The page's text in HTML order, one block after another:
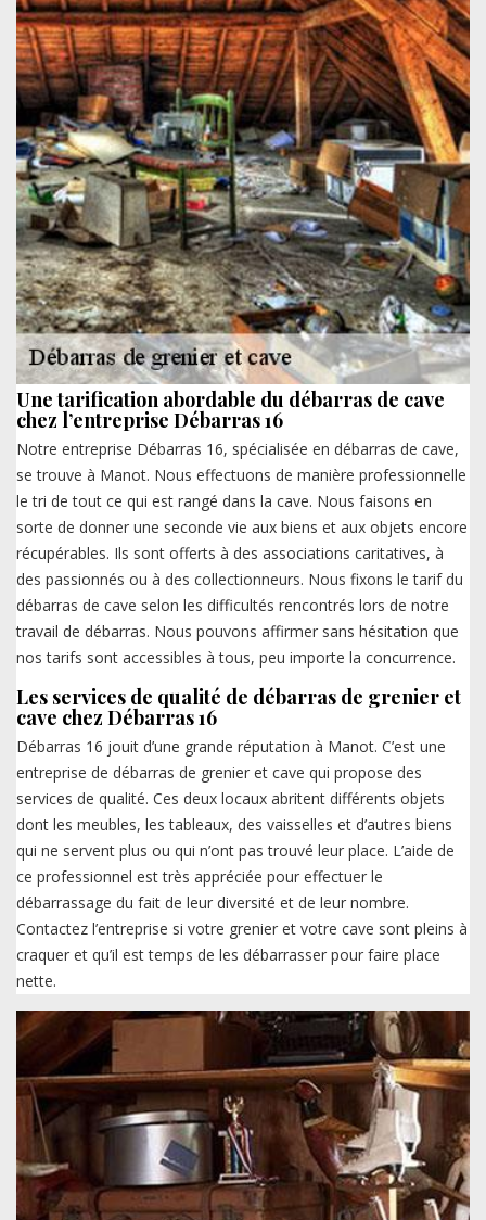
Une tarification abordable du débarras de cave
chez l’entreprise Débarras 16
Notre entreprise Débarras 16, spécialisée en débarras de cave,
se trouve à Manot. Nous effectuons de manière professionnelle
le tri de tout ce qui est rangé dans la cave. Nous faisons en
sorte de donner une seconde vie aux biens et aux objets encore
récupérables. Ils sont offerts à des associations caritatives, à
des passionnés ou à des collectionneurs. Nous fixons le tarif du
débarras de cave selon les difficultés rencontrés lors de notre
travail de débarras. Nous pouvons affirmer sans hésitation que
nos tarifs sont accessibles à tous, peu importe la concurrence.
Les services de qualité de débarras de grenier et
cave chez Débarras 16
Débarras 16 jouit d’une grande réputation à Manot. C’est une
entreprise de débarras de grenier et cave qui propose des
services de qualité. Ces deux locaux abritent différents objets
dont les meubles, les tableaux, des vaisselles et d’autres biens
qui ne servent plus ou qui n’ont pas trouvé leur place. L’aide de
ce professionnel est très appréciée pour effectuer le
débarrassage du fait de leur diversité et de leur nombre.
Contactez l’entreprise si votre grenier et votre cave sont pleins à
craquer et qu’il est temps de les débarrasser pour faire place
nette.